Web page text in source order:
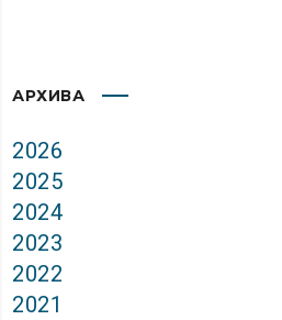
АРХИВА
2026
2025
2024
2023
2022
2021